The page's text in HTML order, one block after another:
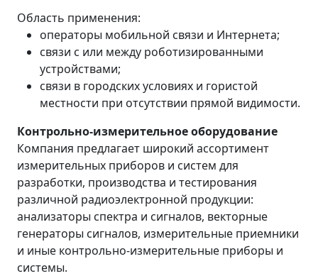
Область применения:
операторы мобильной связи и Интернета;
связи с или между роботизированными
устройствами;
связи в городских условиях и гористой
местности при отсутствии прямой видимости.
Контрольно-измерительное оборудование
Компания предлагает широкий ассортимент
измерительных приборов и систем для
разработки, производства и тестирования
различной радиоэлектронной продукции:
анализаторы спектра и сигналов, векторные
генераторы сигналов, измерительные приемники
и иные контрольно-измерительные приборы и
системы.